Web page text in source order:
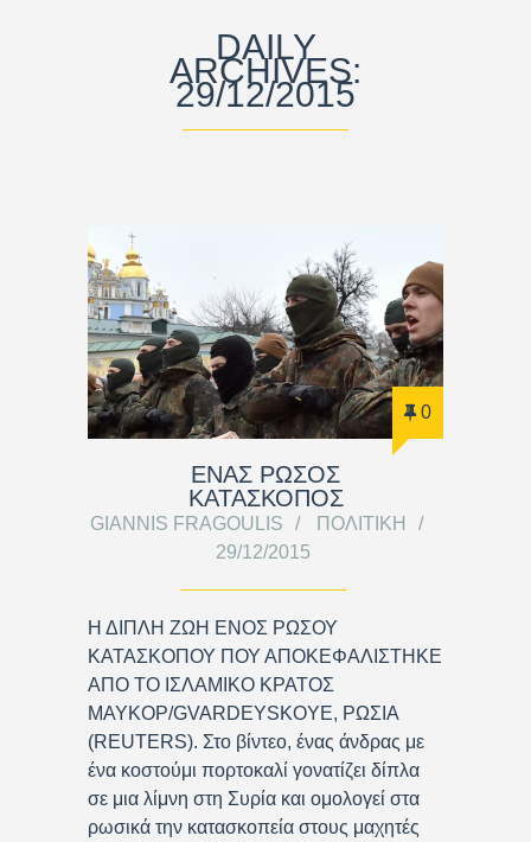
DAILY
ARCHIVES:
29/12/2015
0
ΕΝΑΣ ΡΩΣΟΣ
ΚΑΤΑΣΚΟΠΟΣ
GIANNIS FRAGOULIS
ΠΟΛΙΤΙΚΉ
29/12/2015
Η ΔΙΠΛΗ ΖΩΗ ΕΝΟΣ ΡΩΣΟΥ
ΚΑΤΑΣΚΟΠΟΥ ΠΟΥ ΑΠΟΚΕΦΑΛΙΣΤΗΚΕ
ΑΠΟ ΤΟ ΙΣΛΑΜΙΚΟ ΚΡΑΤΟΣ
MAYKOP/GVARDEYSKOYE, ΡΩΣΙΑ
(REUTERS). Στο βίντεο, ένας άνδρας με
ένα κοστούμι πορτοκαλί γονατίζει δίπλα
σε μια λίμνη στη Συρία και ομολογεί στα
ρωσικά την κατασκοπεία στους μαχητές